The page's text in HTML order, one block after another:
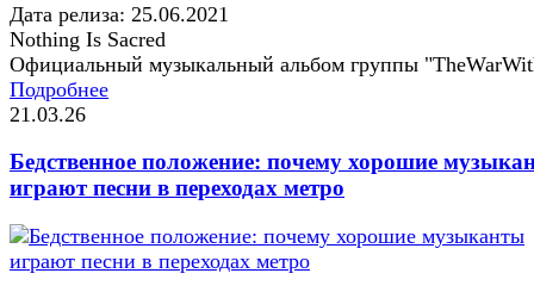
Дата релиза: 25.06.2021
Nothing Is Sacred
Официальный музыкальный альбом группы
Подробнее
21.03.26
Бедственное положение: почему хорошие
играют песни в переходах метро